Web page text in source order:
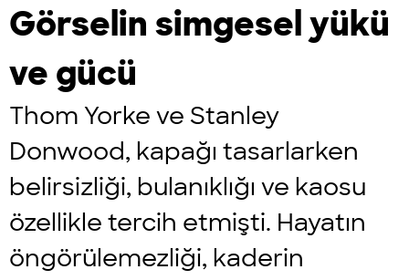
Görselin simgesel yükü
ve gücü
Thom Yorke ve Stanley
Donwood, kapağı tasarlarken
belirsizliği, bulanıklığı ve kaosu
özellikle tercih etmişti. Hayatın
öngörülemezliği, kaderin